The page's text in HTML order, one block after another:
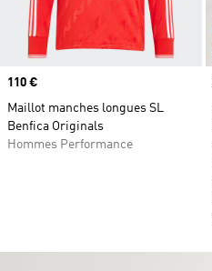
Prix
110 €
Maillot manches longues SL
Benfica Originals
Hommes Performance